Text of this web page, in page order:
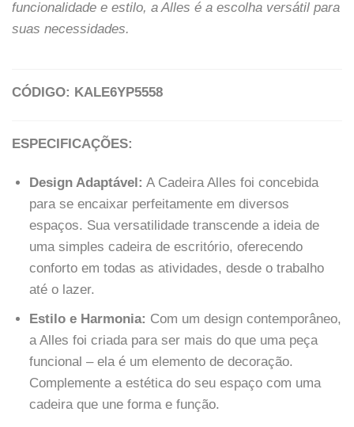
funcionalidade e estilo, a Alles é a escolha versátil para
suas necessidades.
CÓDIGO: KALE6YP5558
ESPECIFICAÇÕES:
Design Adaptável: A Cadeira Alles foi concebida
para se encaixar perfeitamente em diversos
espaços. Sua versatilidade transcende a ideia de
uma simples cadeira de escritório, oferecendo
conforto em todas as atividades, desde o trabalho
até o lazer.
Estilo e Harmonia: Com um design contemporâneo,
a Alles foi criada para ser mais do que uma peça
funcional – ela é um elemento de decoração.
Complemente a estética do seu espaço com uma
cadeira que une forma e função.